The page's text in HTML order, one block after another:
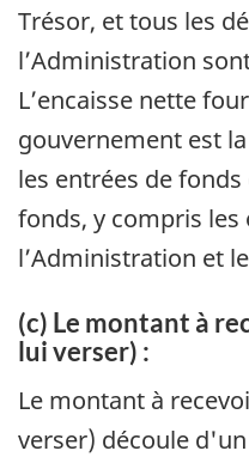
Trésor, et tous les
l’Administration
L’encaisse nette
gouvernement est
les entrées de
fonds, y compris
l’Administration et
(c) Le montant à
lui verser) :
Le montant à
verser) découle